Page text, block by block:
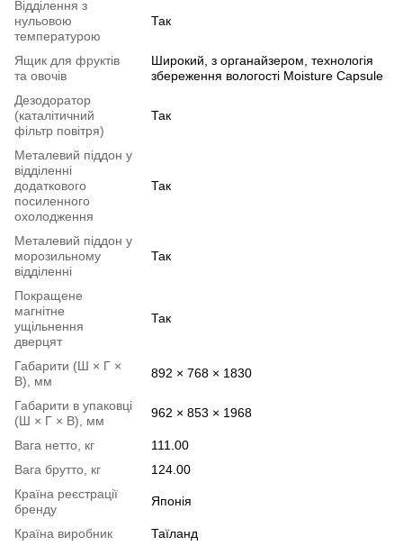
Відділення з
нульовою
температурою
Так
Ящик для фруктів
та овочів
Широкий, з органайзером, технологія
збереження вологості Moisture Capsule
Дезодоратор
(каталітичний
фільтр повітря)
Так
Металевий піддон у
відділенні
додаткового
посиленного
охолодження
Так
Металевий піддон у
морозильному
відділенні
Так
Покращене
магнітне
ущільнення
дверцят
Так
Габарити (Ш × Г ×
В), мм
892 × 768 × 1830
Габарити в упаковці
(Ш × Г × В), мм
962 × 853 × 1968
Вага нетто, кг
111.00
Вага брутто, кг
124.00
Країна реєстрації
бренду
Японія
Країна виробник
Таїланд